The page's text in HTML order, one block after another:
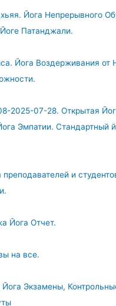
Йога Непрерывного
Патанджали.
Йога Воздерживания от
2025-07-28. Открытая
Эмпатии. Стандартный
и
Йога Отчет.
на все.
Экзамены,